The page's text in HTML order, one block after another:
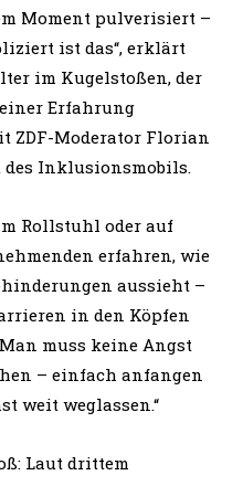
Moment pulverisiert –
ist das“, erklärt
im Kugelstoßen, der
Erfahrung
ZDF-Moderator Florian
des Inklusionsmobils.
Rollstuhl oder auf
erfahren, wie
aussieht –
in den Köpfen
muss keine Angst
– einfach anfangen
weit weglassen.“
Laut drittem